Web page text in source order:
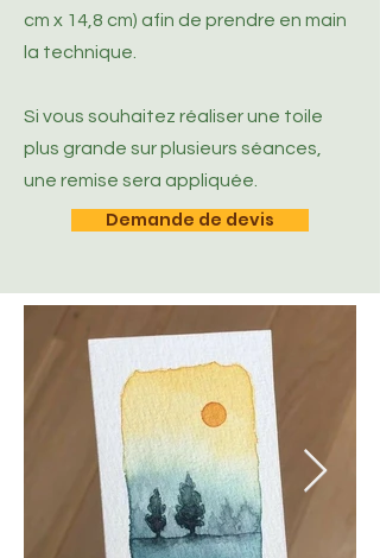
cm x 14,8 cm) afin de prendre en main
la technique.
Si vous souhaitez réaliser une toile
plus grande sur plusieurs séances,
une remise sera appliquée.
Demande de devis